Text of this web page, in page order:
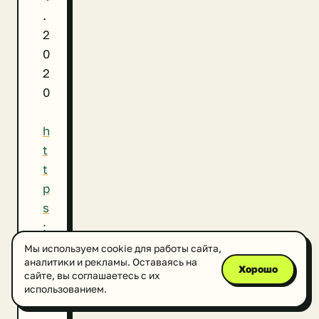
.
2
0
2
0
h
t
t
p
s
:
/
/
f
o
Мы используем cookie для работы сайта,
аналитики и рекламы. Оставаясь на
сайте, вы соглашаетесь с их
использованием.
Хорошо